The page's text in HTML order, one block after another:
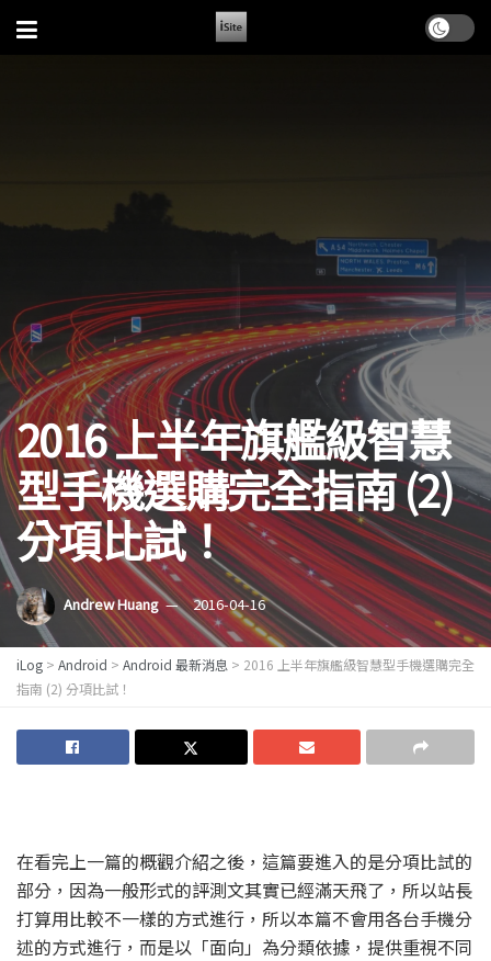
2016 上半年旗艦級智慧
型手機選購完全指南 (2)
分項比試！
Andrew Huang 2016-04-16
iLog > Android > Android 最新消息 > 2016 上半年旗艦級智慧型手機選購完全
指南 (2) 分項比試！
在看完上一篇的概觀介紹之後，這篇要進入的是分項比試的
部分，因為一般形式的評測文其實已經滿天飛了，所以站長
打算用比較不一樣的方式進行，所以本篇不會用各台手機分
述的方式進行，而是以「面向」為分類依據，提供重視不同